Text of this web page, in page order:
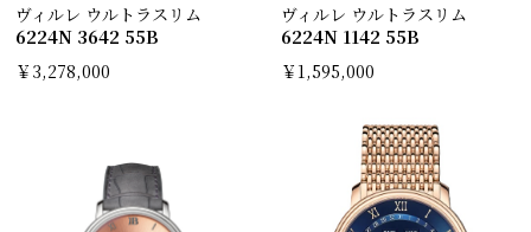
ヴィルレ ウルトラスリム
6224N 3642 55B
￥3,278,000
ヴィルレ ウルトラスリム
6224N 1142 55B
￥1,595,000